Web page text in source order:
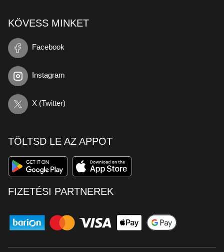
KÖVESS MINKET
Facebook
Instagram
X (Twitter)
TÖLTSD LE AZ APPOT
FIZETÉSI PARTNEREK